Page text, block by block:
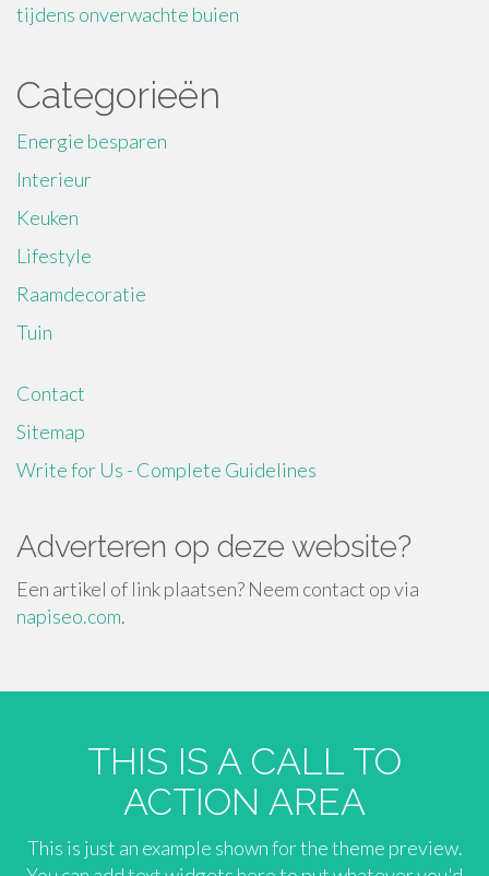
tijdens onverwachte buien
Categorieën
Energie besparen
Interieur
Keuken
Lifestyle
Raamdecoratie
Tuin
Contact
Sitemap
Write for Us - Complete Guidelines
Adverteren op deze website?
Een artikel of link plaatsen? Neem contact op via
napiseo.com.
THIS IS A CALL TO
ACTION AREA
This is just an example shown for the theme preview.